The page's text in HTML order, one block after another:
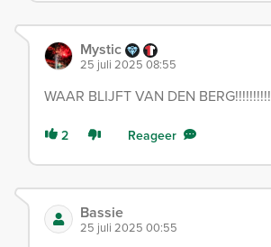
Mystic
25 juli 2025 08:55
WAAR BLIJFT VAN DEN BERG!!!!!!!!!!
2 Reageer
Bassie
25 juli 2025 00:55